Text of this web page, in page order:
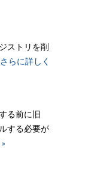
ストリを削
さらに詳しく
る前に旧
する必要が